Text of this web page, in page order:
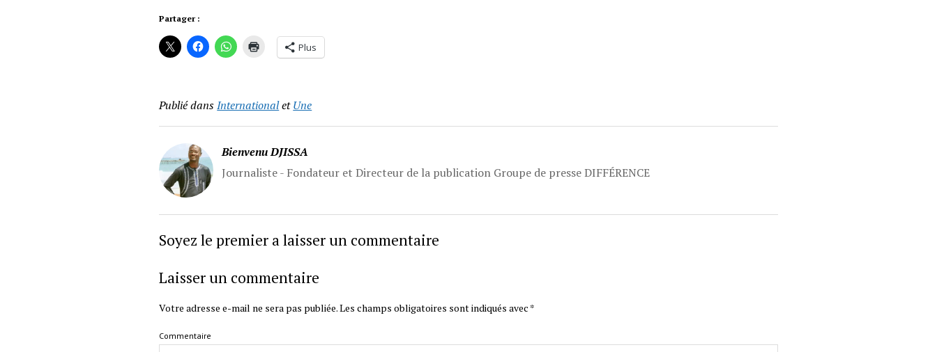
Partager :
Plus
Publié dansInternationaletUne
Bienvenu DJISSA
Journaliste - Fondateur et Directeur de la publication Groupe de presse DIFFÉRENCE
Soyez le premier a laisser un commentaire
Laisser un commentaire
Votre adresse e-mail ne sera pas publiée.Les champs obligatoires sont indiqués avec *
Commentaire